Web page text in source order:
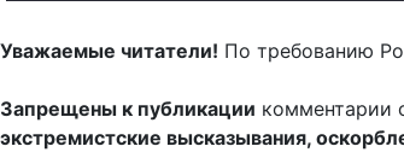
Уважаемые читатели! По требованию
Запрещены к публикации комментарии
экстремистские высказывания,